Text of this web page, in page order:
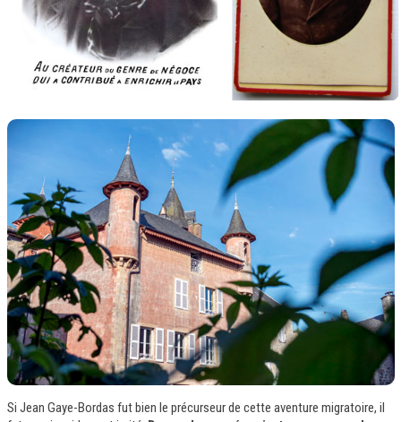
Si Jean Gaye-Bordas fut bien le précurseur de cette aventure migratoire, il